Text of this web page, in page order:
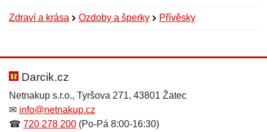
Zdraví a krása Ozdoby a šperky Přívěsky
Hodnocení:
Jméno: *
Jméno:
E-mail:*
Darcik.cz
Netnakup s.r.o., Tyršova 271, 43801 Žatec
✉ info@netnakup.cz
☎ 720 278 200 (Po-Pá 8:00-16:30)